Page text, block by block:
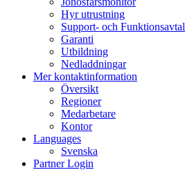
Hyr utrustning
Support- och Funktionsavtal
Garanti
Utbildning
Nedladdningar
Mer kontaktinformation
Översikt
Regioner
Medarbetare
Kontor
Languages
Svenska
Partner Login